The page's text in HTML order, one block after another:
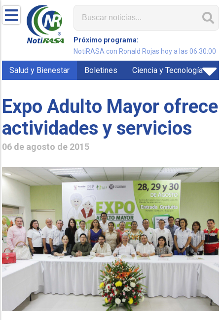
Próximo programa:
NotiRASA con Ronald Rojas hoy a las 06:30:00
Salud y Bienestar Boletines Ciencia y Tecnología
Expo Adulto Mayor ofrece
actividades y servicios
06 de agosto de 2015